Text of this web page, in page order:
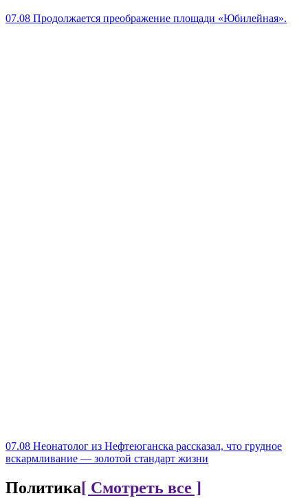
07.08 Продолжается преображение площади «Юбилейная».
07.08 Неонатолог из Нефтеюганска рассказал, что грудное
вскармливание — золотой стандарт жизни
Политика[ Смотреть все ]